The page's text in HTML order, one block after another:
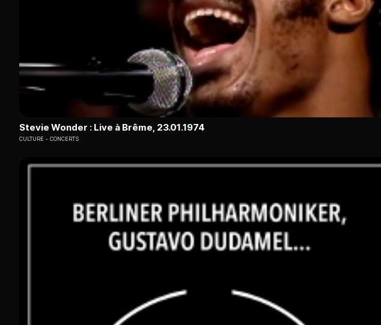
Stevie Wonder : Live à Brême, 23.01.1974
CULTURE CONCERTS